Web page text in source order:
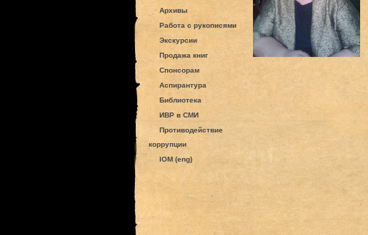
Архивы
Работа с рукописями
Экскурсии
Продажа книг
Спонсорам
Аспирантура
Библиотека
ИВР в СМИ
Противодействие
коррупции
IOM (eng)